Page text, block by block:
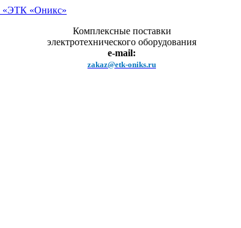
Комплексные поставки
электротехнического оборудования
e-mail:
zakaz@etk-oniks.ru